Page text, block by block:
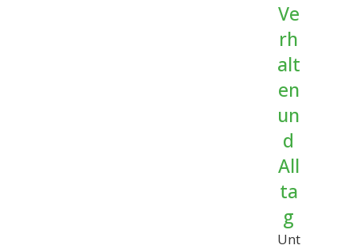
Ve
rh
alt
en
un
d
All
ta
g
Unt